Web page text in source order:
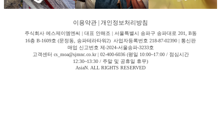
이용약관 개인정보처리방침
주식회사 에스제이엠엔씨 | 대표 안해조 | 서울특별시 송파구 송파대로 201, B동
16층 B-1609호 (문정동, 송파테라타워2) 사업자등록번호 218-87-02390 | 통신판
매업 신고번호 제-2024-서울송파-3233호
고객센터 cs_moa@sjmnc.co.kr | 02-400-6036 (평일 10:00~17:00 / 점심시간
12:30~13:30 / 주말 및 공휴일 휴무)
AsiaN. ALL RIGHTS RESERVED